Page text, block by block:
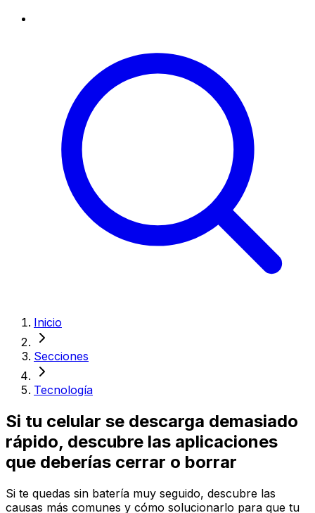
Inicio
Secciones
Tecnología
Si tu celular se descarga demasiado
rápido, descubre las aplicaciones
que deberías cerrar o borrar
Si te quedas sin batería muy seguido, descubre las
causas más comunes y cómo solucionarlo para que tu